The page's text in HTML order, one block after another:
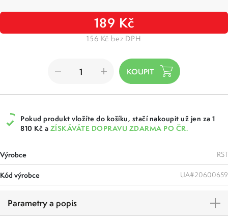
189 Kč
156 Kč bez DPH
Pokud produkt vložíte do košíku, stačí nakoupit už jen za 1
810 Kč a ZÍSKÁVÁTE DOPRAVU ZDARMA PO ČR.
Výrobce RST
Kód výrobce UA#20600659
Parametry a popis